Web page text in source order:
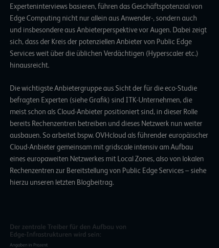
Experteninterviews basieren, führen das Geschäftspotenzial von
Edge Computing nicht nur allein aus Anwender-, sondern auch
und insbesondere aus Anbieterperspektive vor Augen. Dabei zeigt
sich, dass der Kreis der potenziellen Anbieter von Public Edge
Services weit über die üblichen Verdächtigen (Hyperscaler etc.)
hinausreicht.
Die wichtigste Anbietergruppe aus Sicht der für die eco-Studie
befragten Experten (siehe Grafik) sind ITK-Unternehmen, die
meist schon als Cloud-Anbieter positioniert sind, in dieser Rolle
bereits Rechenzentren betreiben und dieses Netzwerk nun weiter
ausbauen. So arbeitet bspw. OVHcloud als führender europäischer
Cloud-Anbieter gemeinsam mit gridscale intensiv am Aufbau
eines europaweiten Netzwerkes mit Local Zones, also von lokalen
Rechenzentren zur Bereitstellung von Public Edge Services –siehe
hierzu unseren letzten Blogbeitrag.